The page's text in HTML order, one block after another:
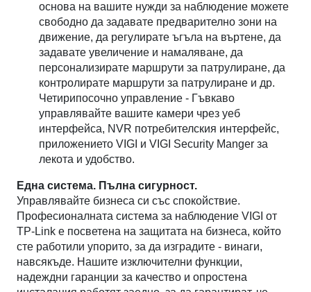
основа на вашите нужди за наблюдение можете
свободно да задавате предварително зони на
движение, да регулирате ъгъла на въртене, да
задавате увеличение и намаляване, да
персонализирате маршрути за патрулиране, да
контролирате маршрути за патрулиране и др.
Четирипосочно управление - Гъвкаво
управлявайте вашите камери чрез уеб
интерфейса, NVR потребителския интерфейс,
приложението VIGI и VIGI Security Manger за
лекота и удобство.
Една система. Пълна сигурност.
Управлявайте бизнеса си със спокойствие.
Професионалната система за наблюдение VIGI от
TP-Link е посветена на защитата на бизнеса, който
сте работили упорито, за да изградите - винаги,
навсякъде. Нашите изключителни функции,
надеждни гаранции за качество и опростена